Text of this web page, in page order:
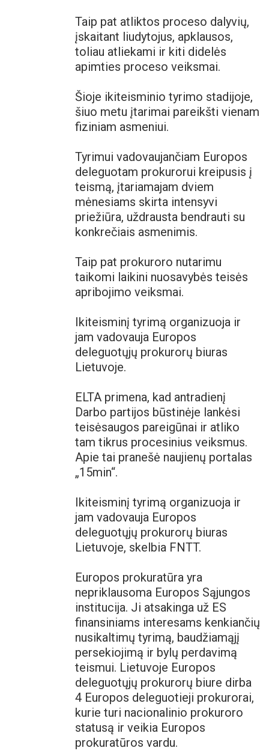
Taip pat atliktos proceso dalyvių,
įskaitant liudytojus, apklausos,
toliau atliekami ir kiti didelės
apimties proceso veiksmai.
Šioje ikiteisminio tyrimo stadijoje,
šiuo metu įtarimai pareikšti vienam
fiziniam asmeniui.
Tyrimui vadovaujančiam Europos
deleguotam prokurorui kreipusis į
teismą, įtariamajam dviem
mėnesiams skirta intensyvi
priežiūra, uždrausta bendrauti su
konkrečiais asmenimis.
Taip pat prokuroro nutarimu
taikomi laikini nuosavybės teisės
apribojimo veiksmai.
Ikiteisminį tyrimą organizuoja ir
jam vadovauja Europos
deleguotųjų prokurorų biuras
Lietuvoje.
ELTA primena, kad antradienį
Darbo partijos būstinėje lankėsi
teisėsaugos pareigūnai ir atliko
tam tikrus procesinius veiksmus.
Apie tai pranešė naujienų portalas
„15min“.
Ikiteisminį tyrimą organizuoja ir
jam vadovauja Europos
deleguotųjų prokurorų biuras
Lietuvoje, skelbia FNTT.
Europos prokuratūra yra
nepriklausoma Europos Sąjungos
institucija. Ji atsakinga už ES
finansiniams interesams kenkiančių
nusikaltimų tyrimą, baudžiamąjį
persekiojimą ir bylų perdavimą
teismui. Lietuvoje Europos
deleguotųjų prokurorų biure dirba
4 Europos deleguotieji prokurorai,
kurie turi nacionalinio prokuroro
statusą ir veikia Europos
prokuratūros vardu.